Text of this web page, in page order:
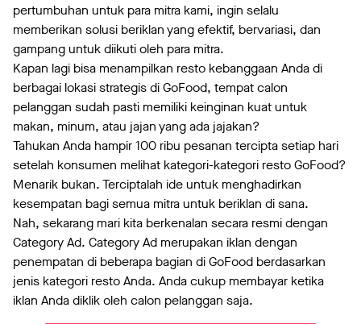
pertumbuhan untuk para mitra kami, ingin selalu
memberikan solusi beriklan yang efektif, bervariasi, dan
gampang untuk diikuti oleh para mitra.
Kapan lagi bisa menampilkan resto kebanggaan Anda di
berbagai lokasi strategis di GoFood, tempat calon
pelanggan sudah pasti memiliki keinginan kuat untuk
makan, minum, atau jajan yang ada jajakan?
Tahukan Anda hampir 100 ribu pesanan tercipta setiap hari
setelah konsumen melihat kategori-kategori resto GoFood?
Menarik bukan. Terciptalah ide untuk menghadirkan
kesempatan bagi semua mitra untuk beriklan di sana.
Nah, sekarang mari kita berkenalan secara resmi dengan
Category Ad. Category Ad merupakan iklan dengan
penempatan di beberapa bagian di GoFood berdasarkan
jenis kategori resto Anda. Anda cukup membayar ketika
iklan Anda diklik oleh calon pelanggan saja.